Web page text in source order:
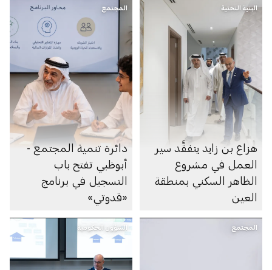
البنية التحتية
هزاع بن زايد يتفقَّد سير
العمل في مشروع
الظاهر السكني بمنطقة
العين
المجتمع
دائرة تنمية المجتمع -
أبوظبي تفتح باب
التسجيل في برنامج
«قدوتي»
المجتمع الشؤون الحكومية